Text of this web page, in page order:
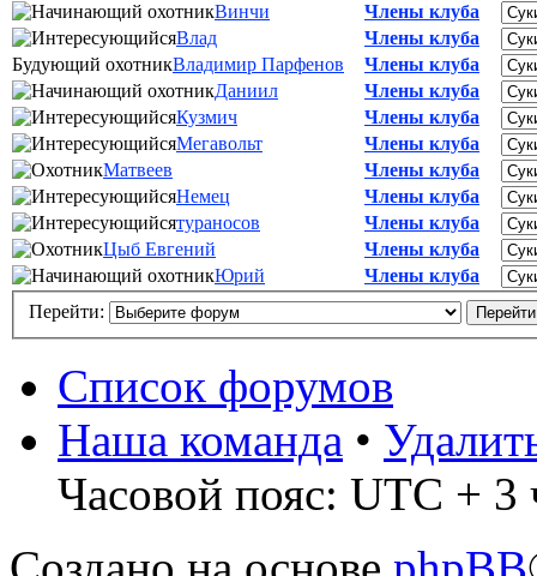
Винчи
Члены клуба
Влад
Члены клуба
Будующий охотникВладимир Парфенов
Члены клуба
Даниил
Члены клуба
Кузмич
Члены клуба
Мегавольт
Члены клуба
Матвеев
Члены клуба
Немец
Члены клуба
тураносов
Члены клуба
Цыб Евгений
Члены клуба
Юрий
Члены клуба
Перейти:
Список форумов
Наша команда •
Часовой пояс: UTC + 3